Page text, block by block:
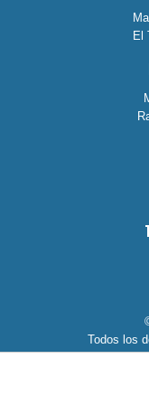
El
Todos los